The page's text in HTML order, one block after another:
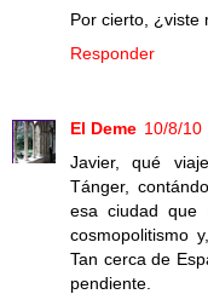
Por cierto, ¿viste
Responder
El Deme 10/8/10
Javier, qué
Tánger,
esa ciudad
cosmopolitismo
Tan cerca de
pendiente.